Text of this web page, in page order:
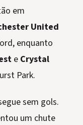
em
United
enquanto
e Crystal
Park.
sem gols.
um chute